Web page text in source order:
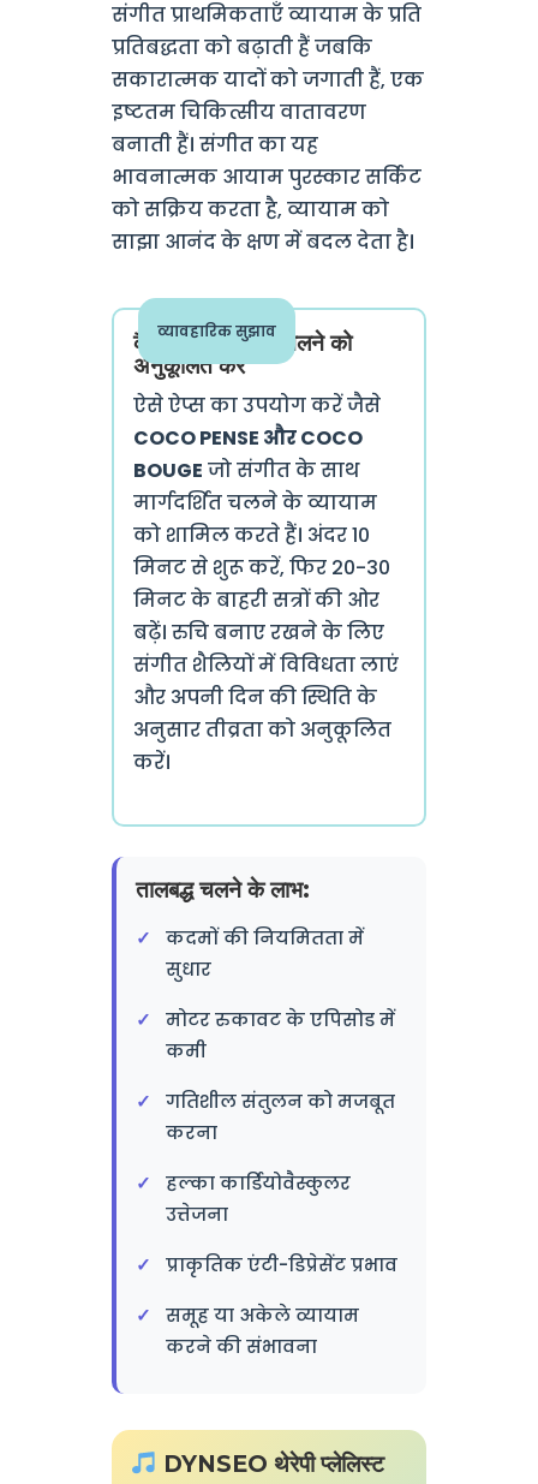
संगीत प्राथमिकताएँ व्यायाम के प्रति
प्रतिबद्धता को बढ़ाती हैं जबकि
सकारात्मक यादों को जगाती हैं, एक
इष्टतम चिकित्सीय वातावरण
बनाती हैं। संगीत का यह
भावनात्मक आयाम पुरस्कार सर्किट
को सक्रिय करता है, व्यायाम को
साझा आनंद के क्षण में बदल देता है।
व्यावहारिक सुझाव
कैसे अपने तालबद्ध चलने को
अनुकूलित करें
ऐसे ऐप्स का उपयोग करें जैसे
COCO PENSE और COCO
BOUGE जो संगीत के साथ
मार्गदर्शित चलने के व्यायाम
को शामिल करते हैं। अंदर 10
मिनट से शुरू करें, फिर 20-30
मिनट के बाहरी सत्रों की ओर
बढ़ें। रुचि बनाए रखने के लिए
संगीत शैलियों में विविधता लाएं
और अपनी दिन की स्थिति के
अनुसार तीव्रता को अनुकूलित
करें।
तालबद्ध चलने के लाभ:
कदमों की नियमितता में
सुधार
मोटर रुकावट के एपिसोड में
कमी
गतिशील संतुलन को मजबूत
करना
हल्का कार्डियोवैस्कुलर
उत्तेजना
प्राकृतिक एंटी-डिप्रेसेंट प्रभाव
समूह या अकेले व्यायाम
करने की संभावना
DYNSEO थेरेपी प्लेलिस्ट